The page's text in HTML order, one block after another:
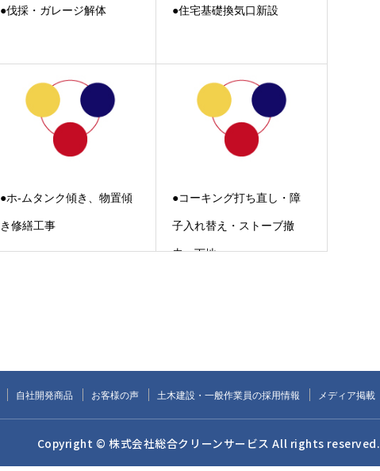
●伐採・ガレージ解体 ●住宅基礎換気口新設
●ホ-ムタンク傾き、物置傾
き修繕工事
●コーキング打ち直し・障
子入れ替え・ストーブ撤
去・下地
自社開発商品 お客様の声 土木建設・一般作業員の採用情報 メディア掲載
Copyright © 株式会社総合クリーンサービス All rights reserved.